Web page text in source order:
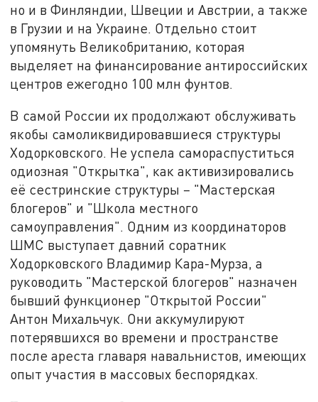
но и в Финляндии, Швеции и Австрии, а также
в Грузии и на Украине. Отдельно стоит
упомянуть Великобританию, которая
выделяет на финансирование антироссийских
центров ежегодно 100 млн фунтов.
В самой России их продолжают обслуживать
якобы самоликвидировавшиеся структуры
Ходорковского. Не успела самораспуститься
одиозная "Открытка", как активизировались
её сестринские структуры – "Мастерская
блогеров" и "Школа местного
самоуправления". Одним из координаторов
ШМС выступает давний соратник
Ходорковского Владимир Кара-Мурза, а
руководить "Мастерской блогеров" назначен
бывший функционер "Открытой России"
Антон Михальчук. Они аккумулируют
потерявшихся во времени и пространстве
после ареста главаря навальнистов, имеющих
опыт участия в массовых беспорядках.